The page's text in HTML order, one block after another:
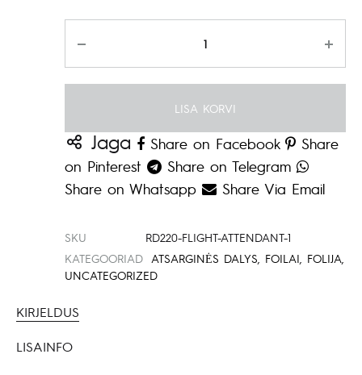
LISA KORVI
Jaga Share on Facebook
Share
on Pinterest
Share on Telegram
Share on Whatsapp
Share Via Email
SKU
RD220-FLIGHT-ATTENDANT-1
KATEGOORIAD
ATSARGINĖS DALYS FOILAI FOLIJA
UNCATEGORIZED
KIRJELDUS
LISAINFO